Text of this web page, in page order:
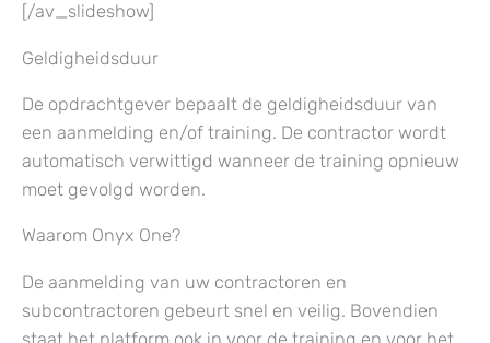
[/av_slideshow]
Geldigheidsduur
De opdrachtgever bepaalt de geldigheidsduur van
een aanmelding en/of training. De contractor wordt
automatisch verwittigd wanneer de training opnieuw
moet gevolgd worden.
Waarom Onyx One?
De aanmelding van uw contractoren en
subcontractoren gebeurt snel en veilig. Bovendien